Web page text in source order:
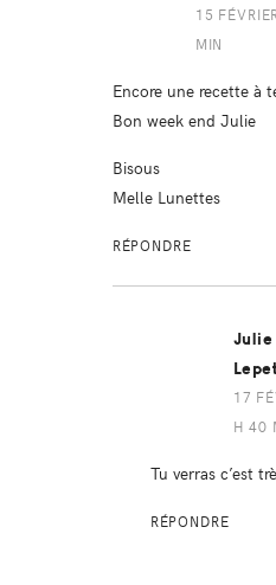
15
MIN
Encore une recette à
Bon week end Julie
Bisous
Melle Lunettes
RÉPONDRE
Julie
17
H 40
Tu verras c’est
RÉPONDRE